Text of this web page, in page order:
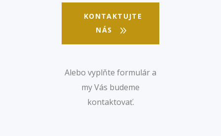
KONTAKTUJTE
NÁS
Alebo vyplňte formulár a
my Vás budeme
kontaktovať.